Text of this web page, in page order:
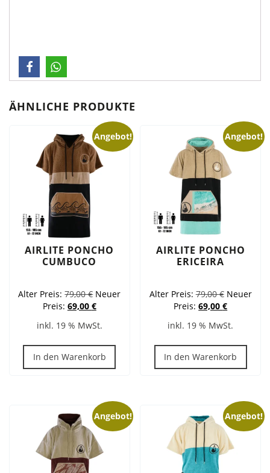
ÄHNLICHE PRODUKTE
Angebot!
AIRLITE PONCHO
CUMBUCO
Alter Preis: 79,00€ Ursprünglicher
Preis
79,00 €
Neuer
Preis: 69,00 €Aktueller
ist:
inkl. 19 % MwSt.
In den Warenkorb
Angebot!
AIRLITE PONCHO
ERICEIRA
Alter Preis: 79,00€
Preis
79,00 €
Neuer
Preis: 69,00€Aktueller
ist:
inkl. 19 % MwSt.
In den Warenkorb
Angebot! Angebot!